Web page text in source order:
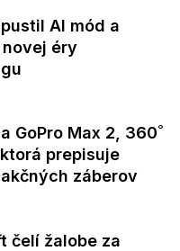
AI mód a
éry
GoPro Max 2, 360˚
prepisuje
záberov
čelí žalobe za